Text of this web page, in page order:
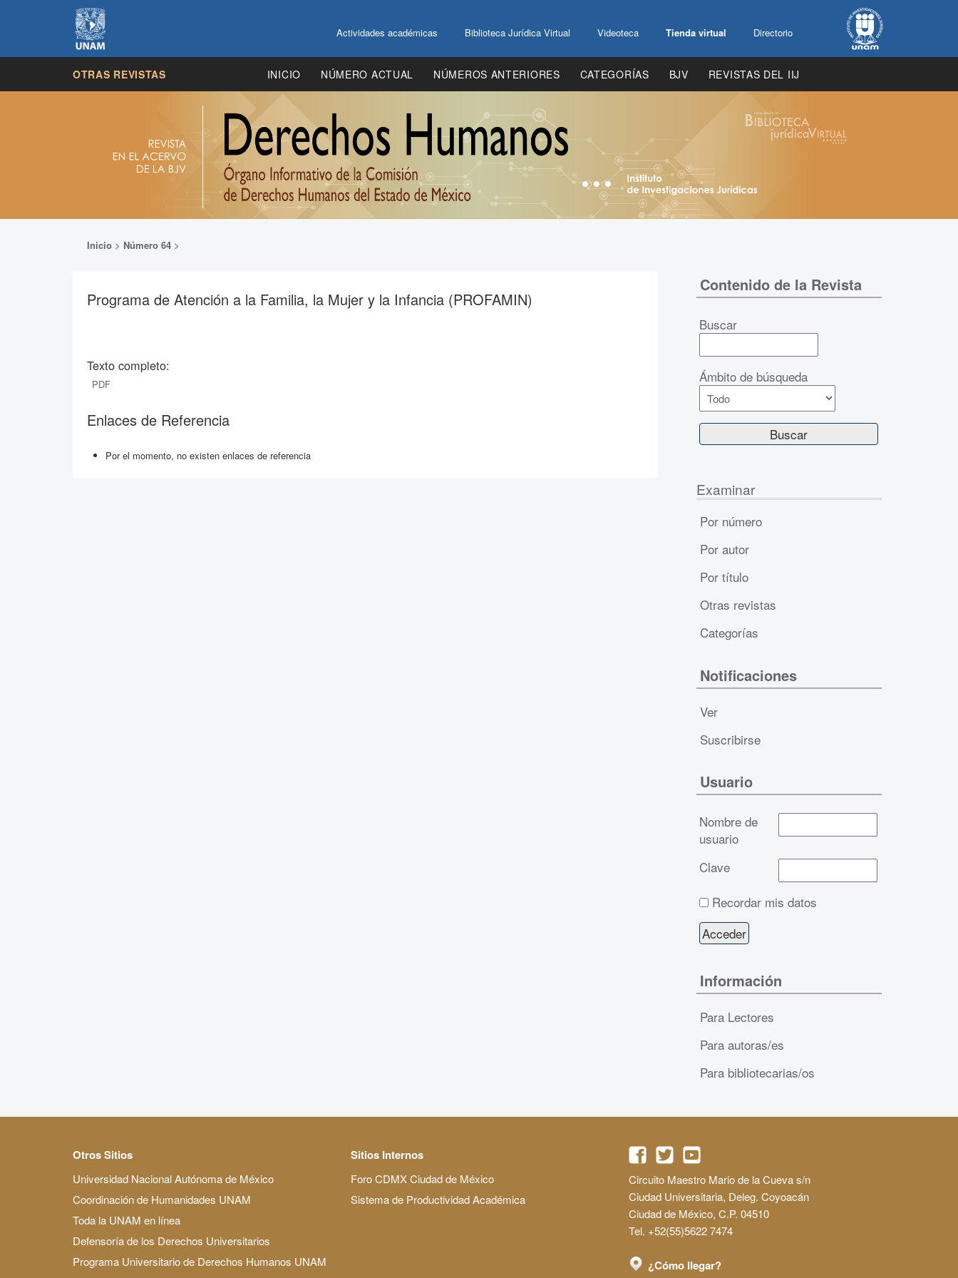
Actividades académicas Biblioteca Jurídica Virtual Videoteca Tienda virtual Directorio
OTRAS REVISTAS INICIO NÚMERO ACTUAL NÚMEROS ANTERIORES CATEGORÍAS BJV REVISTAS DEL IIJ
Inicio > Número 64 >
Programa de Atención a la Familia, la Mujer y la Infancia (PROFAMIN)
Texto completo:
PDF
Enlaces de Referencia
Por el momento, no existen enlaces de referencia
Contenido de la Revista
Buscar
Ámbito de búsqueda
Examinar
Por número
Por autor
Por título
Otras revistas
Categorías
Notificaciones
Ver
Suscribirse
Usuario
Nombre de
usuario
Clave
Recordar mis datos
Información
Para Lectores
Para autoras/es
Para bibliotecarias/os
Otros Sitios
Universidad Nacional Autónoma de México
Coordinación de Humanidades UNAM
Toda la UNAM en línea
Defensoría de los Derechos Universitarios
Programa Universitario de Derechos Humanos UNAM
Sitios Internos
Foro CDMX Ciudad de México
Sistema de Productividad Académica
Circuito Maestro Mario de la Cueva s/n
Ciudad Universitaria, Deleg. Coyoacán
Ciudad de México, C.P. 04510
Tel. +52(55)5622 7474
¿Cómo llegar?